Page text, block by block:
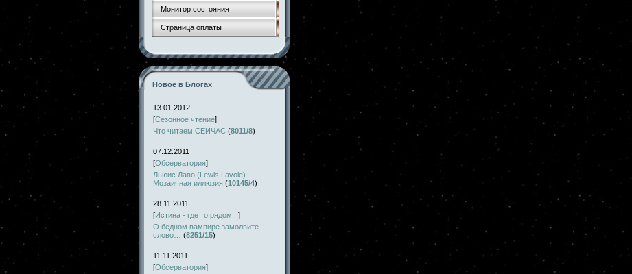
Монитор состояния
Страница оплаты
Новое в Блогах
13.01.2012
[Сезонное чтение]
Что читаем СЕЙЧАС (8011/8)
07.12.2011
[Обсерватория]
Льюис Лаво (Lewis Lavoie).
Мозаичная иллюзия (10145/4)
28.11.2011
[Истина - где то рядом... ]
О бедном вампире замолвите
слово…
(8251/15)
11.11.2011
[Обсерватория]